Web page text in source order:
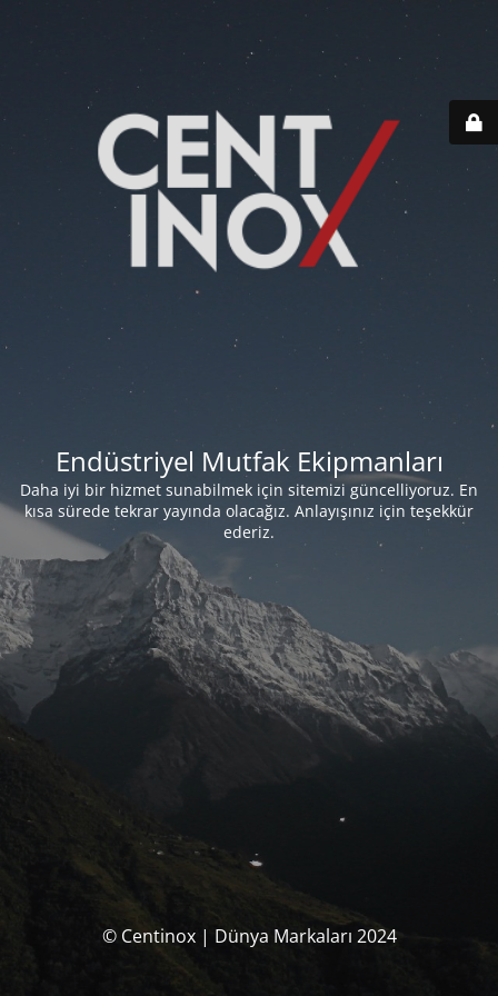
Endüstriyel Mutfak Ekipmanları
Daha iyi bir hizmet sunabilmek için sitemizi güncelliyoruz. En
kısa sürede tekrar yayında olacağız. Anlayışınız için teşekkür
ederiz.
© Centinox | Dünya Markaları 2024